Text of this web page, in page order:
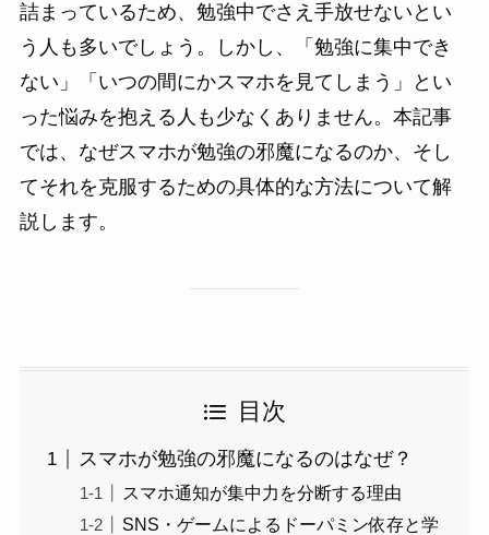
詰まっているため、勉強中でさえ手放せないとい
う人も多いでしょう。しかし、「勉強に集中でき
ない」「いつの間にかスマホを見てしまう」とい
った悩みを抱える人も少なくありません。本記事
では、なぜスマホが勉強の邪魔になるのか、そし
てそれを克服するための具体的な方法について解
説します。
目次
スマホが勉強の邪魔になるのはなぜ？
スマホ通知が集中力を分断する理由
SNS・ゲームによるドーパミン依存と学